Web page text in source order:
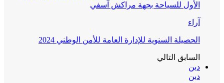
الأول للسياحة بجهة مراكش آسفي
الحصيلة السنوية للإدارة العامة للأمن الوطني 2024
السابقالتالي
دين